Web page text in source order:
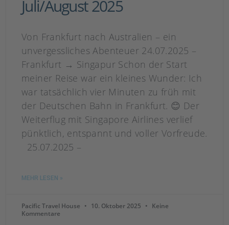
Juli/August 2025
Von Frankfurt nach Australien – ein
unvergessliches Abenteuer 24.07.2025 –
Frankfurt → Singapur Schon der Start
meiner Reise war ein kleines Wunder: Ich
war tatsächlich vier Minuten zu früh mit
der Deutschen Bahn in Frankfurt. 😊 Der
Weiterflug mit Singapore Airlines verlief
pünktlich, entspannt und voller Vorfreude.
25.07.2025 –
MEHR LESEN »
Pacific Travel House 10. Oktober 2025
Keine
Kommentare